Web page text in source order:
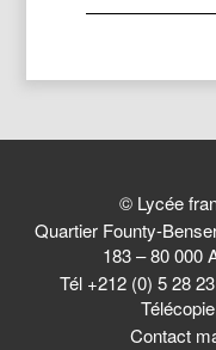
© Lycée
Quartier Founty-
183 – 80 000
Tél +212 (0) 5 28
Contact